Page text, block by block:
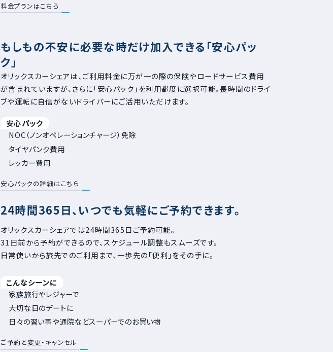
料金プランはこちら
もしもの不安に必要な時だけ加入できる「安心パッ
ク」
オリックスカーシェアは、ご利用料金に万が一の際の保険やロードサービス費用
が含まれていますが、さらに「安心パック」を利用都度に選択可能。長時間のドライ
ブや運転に自信がないドライバーにご活用いただけます。
安心パック
NOC（ノンオペレーションチャージ）免除
タイヤパンク費用
レッカー費用
安心パックの詳細はこちら
24時間365日、いつでも気軽にご予約できます。
オリックスカーシェアでは24時間365日ご予約可能。
31日前から予約ができるので、スケジュール調整もスムーズです。
日常使いから旅先でのご利用まで、一歩先の「便利」をその手に。
こんなシーンに
家族旅行やレジャーで
大切な日のデートに
日々の習い事や通院などスーパーでのお買い物
ご予約と変更・キャンセル